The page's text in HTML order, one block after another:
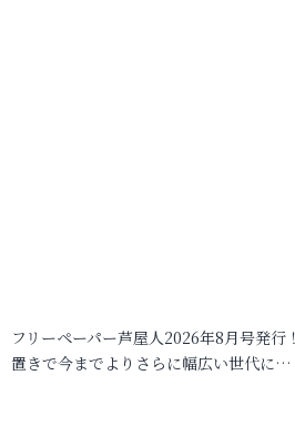
フリーペーパー芦屋人2026年8月号発
置きで今までよりさらに幅広い世代に…